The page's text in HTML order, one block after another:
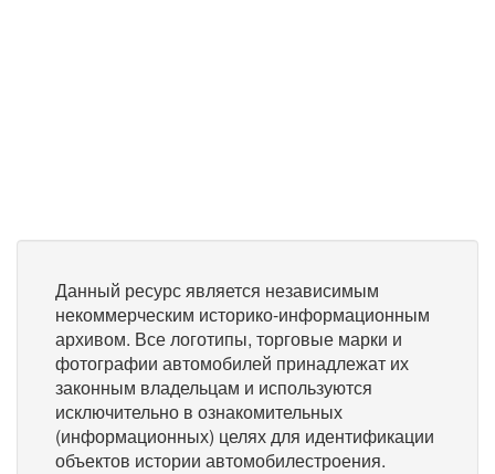
Данный ресурс является независимым
некоммерческим историко-информационным
архивом. Все логотипы, торговые марки и
фотографии автомобилей принадлежат их
законным владельцам и используются
исключительно в ознакомительных
(информационных) целях для идентификации
объектов истории автомобилестроения.